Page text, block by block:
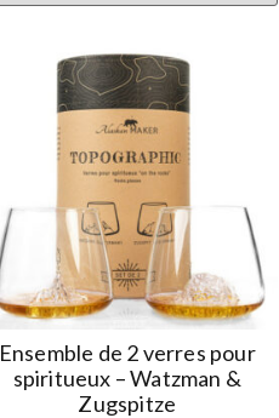
Ensemble de 2 verres pour
spiritueux – Watzman &
Zugspitze